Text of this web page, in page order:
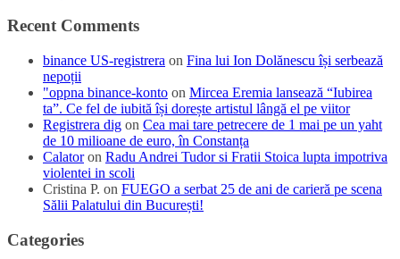
Recent Comments
binance US-registrera on Fina lui Ion Dolănescu își serbează
nepoții
"oppna binance-konto on Mircea Eremia lansează “Iubirea
ta”. Ce fel de iubită își dorește artistul lângă el pe viitor
Registrera dig on Cea mai tare petrecere de 1 mai pe un yaht
de 10 milioane de euro, în Constanța
Calatoron Radu Andrei Tudor si Fratii Stoica lupta impotriva
violentei in scoli
Cristina P. on FUEGO a serbat 25 de ani de carieră pe scena
Sălii Palatului din București!
Categories